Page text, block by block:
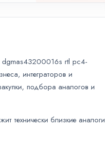
dgmas43200016s rtl pc4-
интеграторов и
подбора аналогов и
технически близкие аналоги